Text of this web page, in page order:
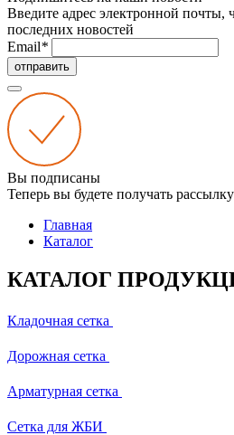
Введите адрес электронной почты,
последних новостей
Email*
отправить
Вы подписаны
Теперь вы будете получать
Главная
Каталог
КАТАЛОГ
Кладочная сетка
Дорожная сетка
Арматурная сетка
Сетка для ЖБИ